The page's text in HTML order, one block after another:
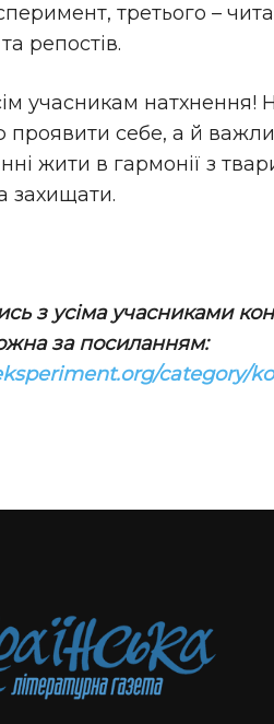
третього –
репостів.
учасникам натхнення!
проявити себе, а й
жити в гармонії з
захищати.
з усіма учасниками
за посиланням:
category/